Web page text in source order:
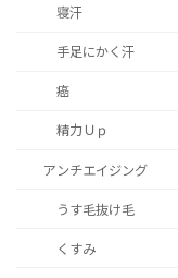
寝汗
手足にかく汗
癌
精力Ｕｐ
アンチエイジング
うす毛抜け毛
くすみ